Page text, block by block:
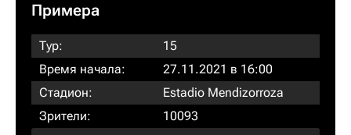
Примера
Тур:
15
Время начала:
27.11.2021 в 16:00
Стадион:
Estadio Mendizorroza
Зрители:
10093